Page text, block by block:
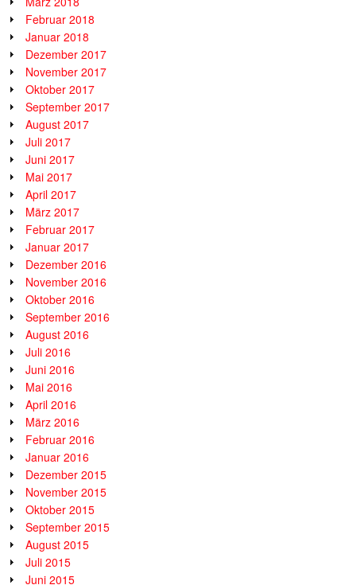
Februar 2018
Januar 2018
Dezember 2017
November 2017
Oktober 2017
September 2017
August 2017
Juli 2017
Juni 2017
Mai 2017
April 2017
März 2017
Februar 2017
Januar 2017
Dezember 2016
November 2016
Oktober 2016
September 2016
August 2016
Juli 2016
Juni 2016
Mai 2016
April 2016
März 2016
Februar 2016
Januar 2016
Dezember 2015
November 2015
Oktober 2015
September 2015
August 2015
Juli 2015
Juni 2015